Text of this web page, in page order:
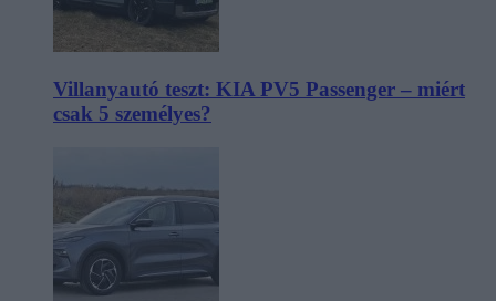
Villanyautó teszt: KIA PV5 Passenger – miért
csak 5 személyes?